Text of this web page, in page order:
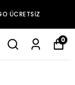
ÜCRETSIZ
0